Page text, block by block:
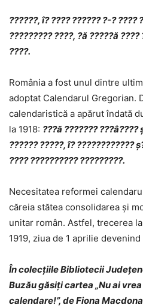
??????, î? ???? ?????? ?-? ????
????????? ????, ?ă ?????ă
????.
România a fost unul dintre
adoptat Calendarul Gregorian.
calendaristică a apărut îndată
la 1918: ???ă ??????? ???â????
?????? ?????, î? ????????????
???? ?????????? ?????????.
Necesitatea reformei
căreia stătea consolidarea și
unitar român. Astfel, trecerea
1919, ziua de 1 aprilie
În colecțiile Bibliotecii
Buzău găsiți cartea „Nu ai
calendare!”, de Fiona